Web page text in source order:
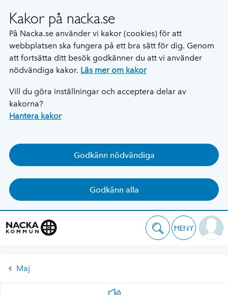
Kakor på nacka.se
På Nacka.se använder vi kakor (cookies) för att
webbplatsen ska fungera på ett bra sätt för dig. Genom
att fortsätta ditt besök godkänner du att vi använder
nödvändiga kakor. Läs mer om kakor
Vill du göra inställningar och acceptera delar av
kakorna?
Hantera kakor
Godkänn nödvändiga
Godkänn alla
MENY
Maj